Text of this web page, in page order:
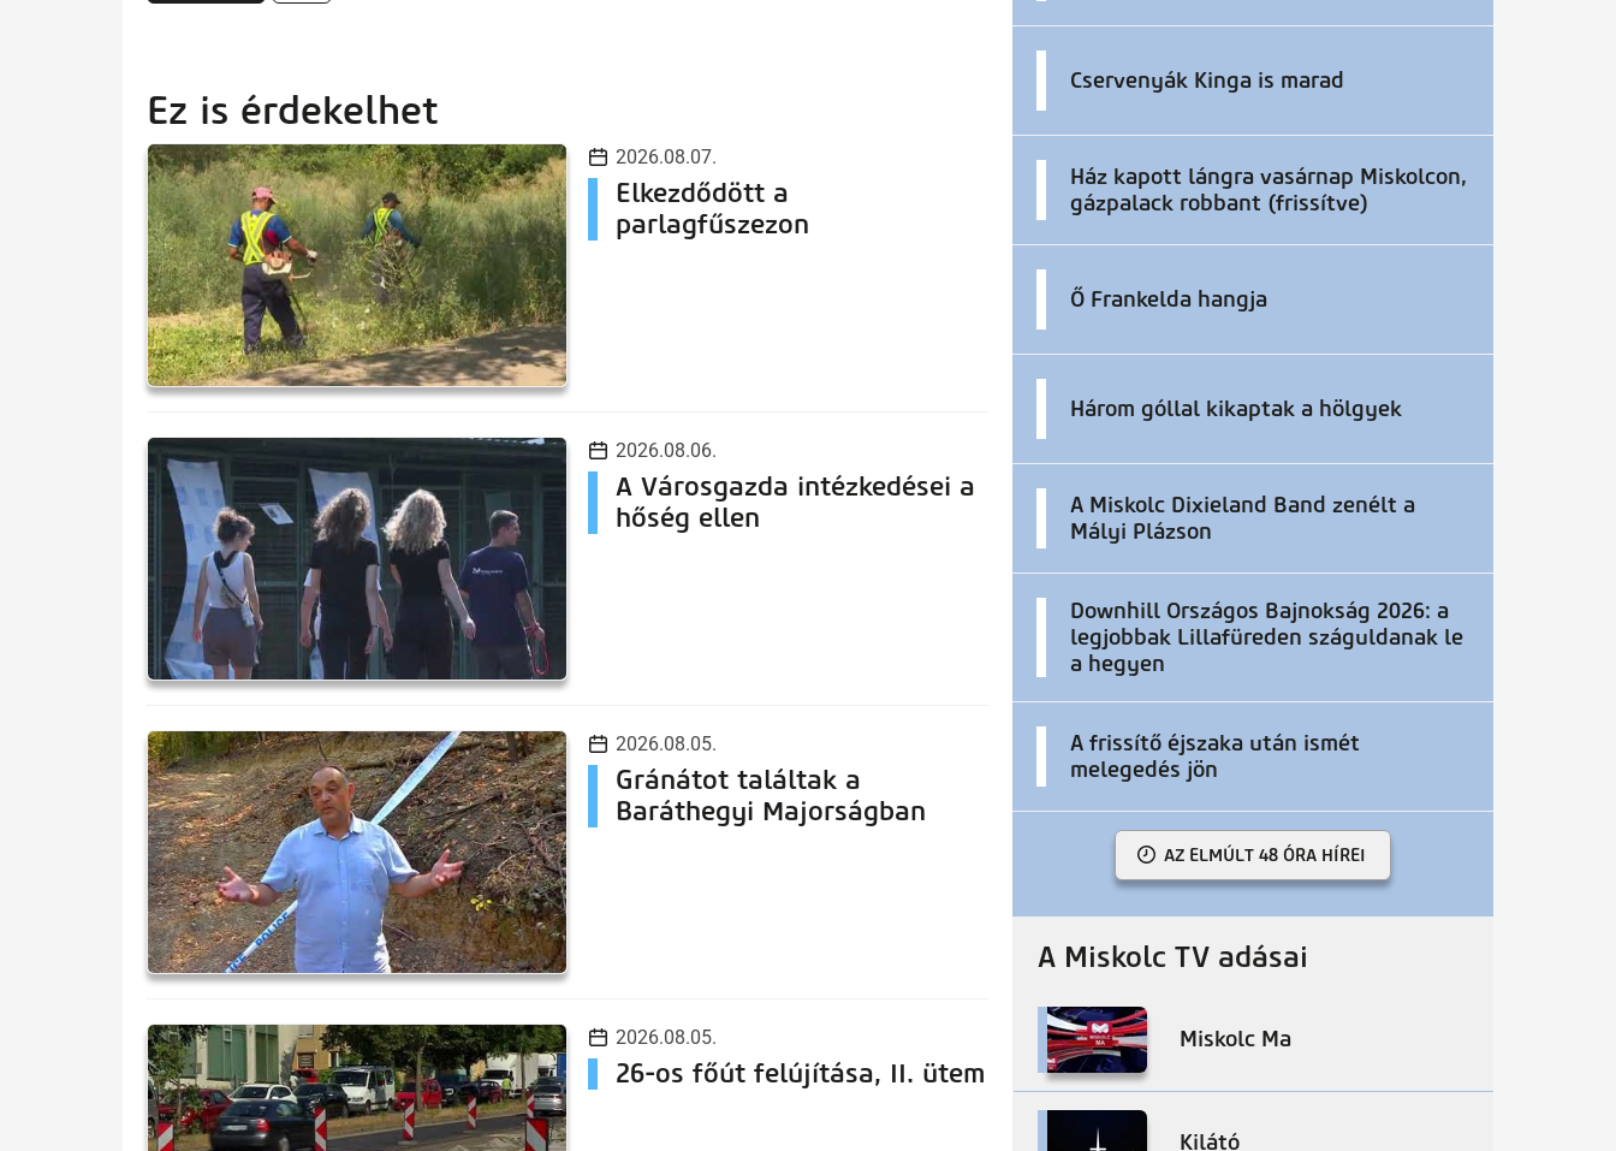
Ez is érdekelhet
2026.08.07.
Elkezdődött a
parlagfűszezon
2026.08.06.
A Városgazda intézkedései a
hőség ellen
2026.08.05.
Gránátot találtak a
Baráthegyi Majorságban
2026.08.05.
26-os főút felújítása, II. ütem
Cservenyák Kinga is marad
Ház kapott lángra vasárnap Miskolcon,
gázpalack robbant (frissítve)
Ő Frankelda hangja
Három góllal kikaptak a hölgyek
A Miskolc Dixieland Band zenélt a
Mályi Plázson
Downhill Országos Bajnokság 2026: a
legjobbak Lillafüreden száguldanak le
a hegyen
A frissítő éjszaka után ismét
melegedés jön
AZ ELMÚLT 48 ÓRA HÍREI
A Miskolc TV adásai
Miskolc Ma
Kilátó